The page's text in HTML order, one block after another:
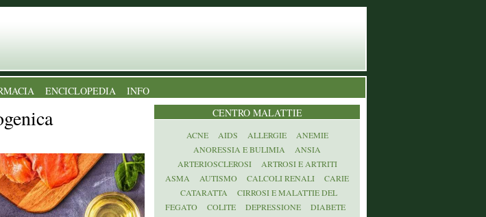
ENCICLOPEDIA INFO
CENTRO MALATTIE
ACNE AIDS ALLERGIE
ANEMIE
ANORESSIA E BULIMIA
ANSIA
ARTERIOSCLEROSI
ARTROSI E ARTRITI
ASMA
AUTISMO CALCOLI RENALI
CARIE
CATARATTA
CIRROSI E MALATTIE DEL
FEGATO
COLITE DEPRESSIONE
DIABETE